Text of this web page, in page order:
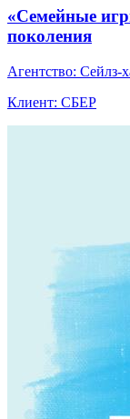
«Семейные
поколения
Агентство:
Клиент: СБЕР